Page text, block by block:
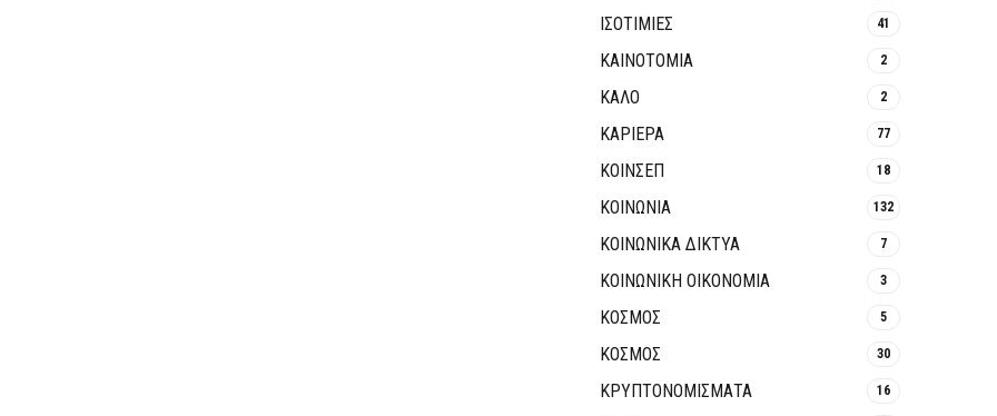
ΙΣΟΤΙΜΙΕΣ 41
ΚΑΙΝΟΤΟΜΊΑ 2
ΚΑΛΟ 2
ΚΑΡΙΕΡΑ 77
ΚΟΙΝΣΕΠ 18
ΚΟΙΝΩΝΙΑ 132
ΚΟΙΝΩΝΙΚΆ ΔΊΚΤΥΑ 7
ΚΟΙΝΩΝΙΚΉ ΟΙΚΟΝΟΜΊΑ 3
ΚΟΣΜΟΣ 5
ΚΟΣΜΟΣ 30
ΚΡΥΠΤΟΝΟΜΊΣΜΑΤΑ 16